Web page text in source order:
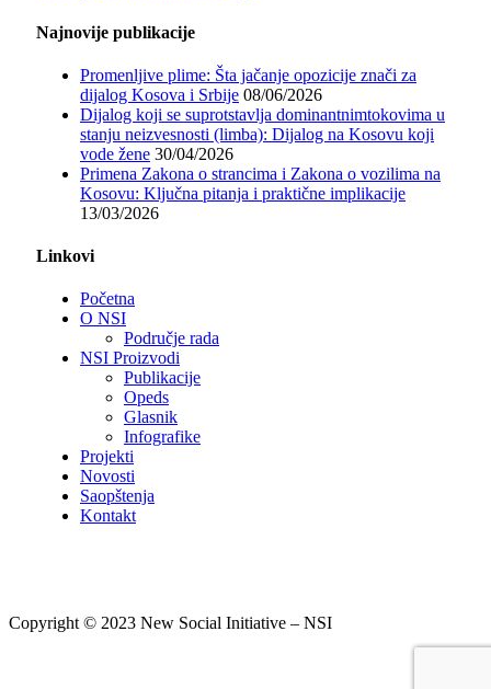
Najnovije publikacije
Promenljive plime: Šta jačanje opozicije znači za
dijalog Kosova i Srbije 08/06/2026
Dijalog koji se suprotstavlja dominantnimtokovima u
stanju neizvesnosti (limba): Dijalog na Kosovu koji
vode žene 30/04/2026
Primena Zakona o strancima i Zakona o vozilima na
Kosovu: Ključna pitanja i praktične implikacije
13/03/2026
Linkovi
Početna
O NSI
Područje rada
NSI Proizvodi
Publikacije
Opeds
Glasnik
Infografike
Projekti
Novosti
Saopštenja
Kontakt
Copyright © 2023 New Social Initiative – NSI